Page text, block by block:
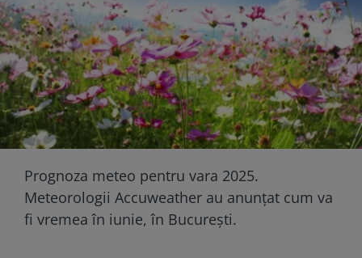
Prognoza meteo pentru vara 2025.
Meteorologii Accuweather au anunțat cum va
fi vremea în iunie, în București.